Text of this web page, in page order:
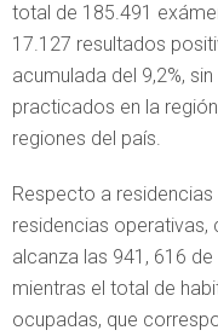
total de 185.491
17.127 resultados
acumulada del 9,2%,
practicados en la
regiones del país.
Respecto a
residencias
alcanza las 941, 616
mientras el total de
ocupadas, que